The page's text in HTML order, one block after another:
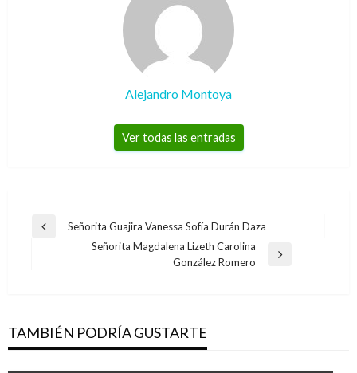
Alejandro Montoya
Ver todas las entradas
Navegación
Entrada
Señorita Guajira Vanessa Sofía Durán Daza
Señorita Magdalena Lizeth Carolina
González Romero
TAMBIÉN PODRÍA GUSTARTE